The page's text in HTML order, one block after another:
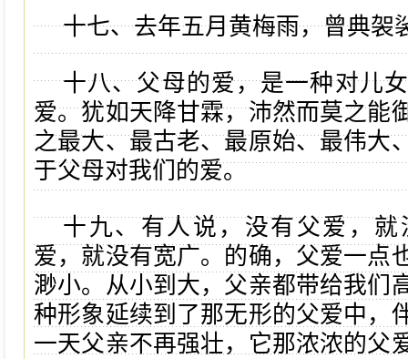
十七、去年五月黄梅雨，曾典袈
十八、父母的爱，是一种对儿
爱。犹如天降甘霖，沛然而莫之能
之最大、最古老、最原始、最伟大
于父母对我们的爱。
十九、有人说，没有父爱，
爱，就没有宽广。的确，父爱一点
渺小。从小到大，父亲都带给我们
种形象延续到了那无形的父爱中，
一天父亲不再强壮，它那浓浓的父